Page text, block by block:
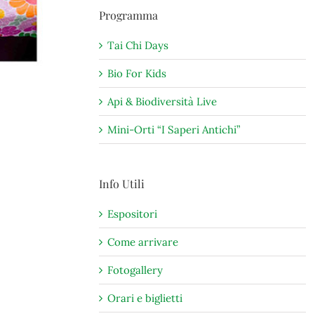
Programma
Tai Chi Days
Bio For Kids
Api & Biodiversità Live
Mini-Orti “I Saperi Antichi”
Info Utili
Espositori
Come arrivare
Fotogallery
Orari e biglietti